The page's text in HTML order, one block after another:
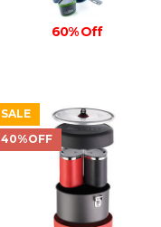
60% Off
SALE
40%OFF